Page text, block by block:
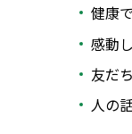
健康
感動
友だ
人の